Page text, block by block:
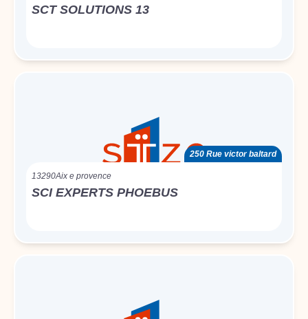
SCT SOLUTIONS 13
250 Rue victor baltard
13290Aix e provence
SCI EXPERTS PHOEBUS